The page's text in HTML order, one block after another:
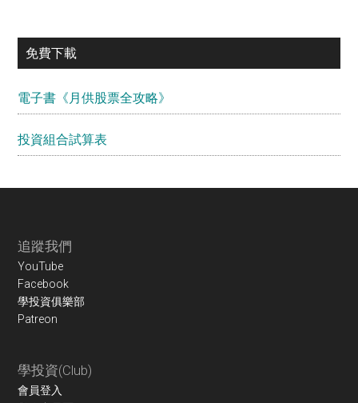
免費下載
電子書《月供股票全攻略》
投資組合試算表
Footer
追蹤我們
YouTube
Facebook
學投資俱樂部
Patreon
學投資(Club)
會員登入